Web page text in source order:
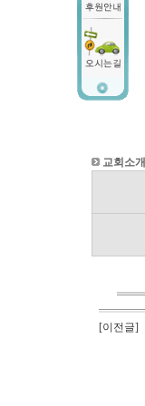
교회소개
[이전글]